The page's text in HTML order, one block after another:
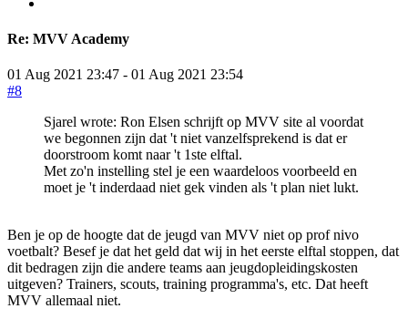
Re: MVV Academy
01 Aug 2021 23:47 - 01 Aug 2021 23:54
#8
Sjarel wrote: Ron Elsen schrijft op MVV site al voordat
we begonnen zijn dat 't niet vanzelfsprekend is dat er
doorstroom komt naar 't 1ste elftal.
Met zo'n instelling stel je een waardeloos voorbeeld en
moet je 't inderdaad niet gek vinden als 't plan niet lukt.
Ben je op de hoogte dat de jeugd van MVV niet op prof nivo
voetbalt? Besef je dat het geld dat wij in het eerste elftal stoppen, dat
dit bedragen zijn die andere teams aan jeugdopleidingskosten
uitgeven? Trainers, scouts, training programma's, etc. Dat heeft
MVV allemaal niet.